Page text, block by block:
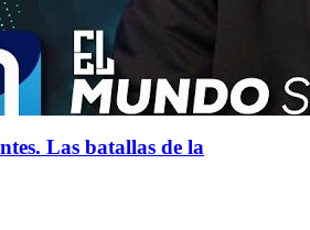
Las batallas de la